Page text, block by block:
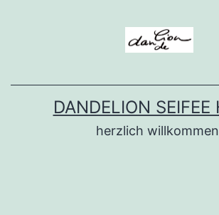
DANDELION SEIFEE
herzlich